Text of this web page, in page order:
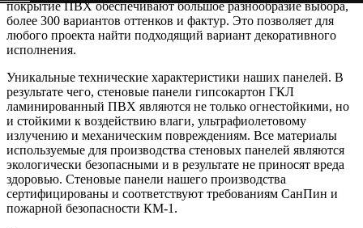
покрытие ПВХ обеспечивают большое разнообразие выбора,
более 300 вариантов оттенков и фактур. Это позволяет для
любого проекта найти подходящий вариант декоративного
исполнения.
Уникальные технические характеристики наших панелей. В
результате чего, стеновые панели гипсокартон ГКЛ
ламинированный ПВХ являются не только огнестойкими, но
и стойкими к воздействию влаги, ультрафиолетовому
излучению и механическим повреждениям. Все материалы
используемые для производства стеновых панелей являются
экологически безопасными и в результате не приносят вреда
здоровью. Стеновые панели нашего производства
сертифицированы и соответствуют требованиям СанПин и
пожарной безопасности КМ-1.